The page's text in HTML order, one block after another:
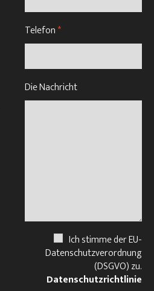
Telefon*
Die Nachricht
Ich stimme der EU-
Datenschutzverordnung
(DSGVO) zu.
Datenschutzrichtlinie